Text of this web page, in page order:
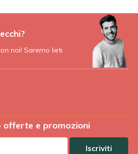
noi! Saremo lieti
offerte e promozioni
Iscriviti